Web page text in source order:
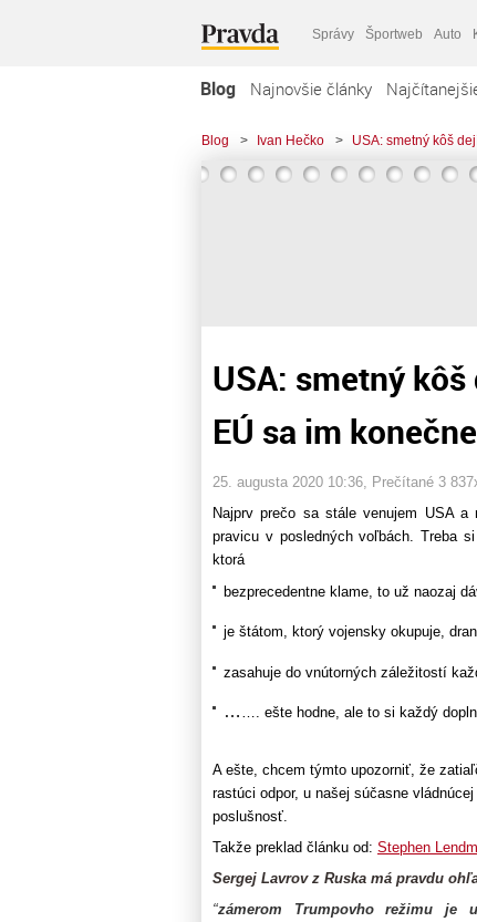
Správy Športweb Auto
Blog Najnovšie články
Blog > Ivan Hečko > USA: smetný kôš
USA: smetný
EÚ sa im
25. augusta 2020 10:36 , Prečítané 3
Najprv prečo sa stále venujem USA
pravicu v posledných voľbách. Treba
ktorá
bezprecedentne klame, to už naozaj
je štátom, ktorý vojensky okupuje,
zasahuje do vnútorných záležitostí
… …. ešte hodne, ale to si každý
A ešte, chcem týmto upozorniť, že
rastúci odpor, u našej súčasne
poslušnosť.
Takže preklad článku od: Stephen
Sergej Lavrov z Ruska má pravdu
“zámerom Trumpovho režimu je